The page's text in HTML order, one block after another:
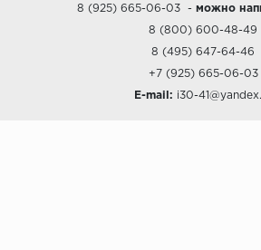
8 (925) 665-06-03- можно
8 (800) 600-48-49
8 (495) 647-64-46
+7 (925) 665-06-03
E-mail: i30-